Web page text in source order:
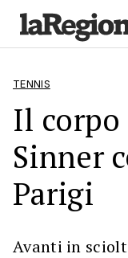
TENNIS
Il
Sinner
Parigi
Avanti in